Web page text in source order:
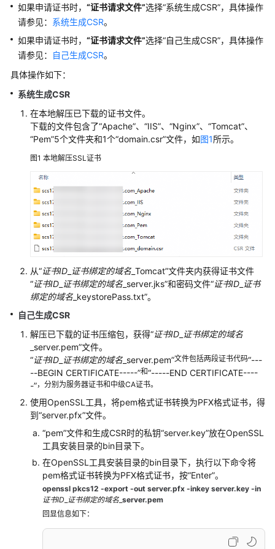
权
限
购
SSL
证
或
扩
容
包
申
请
SSL
证
书
安
装/
部
署
证
书
在
务
端
安
装/
部
署
SSL
证
书
如果申请证书时， “证书请求文件”选择“系统生成CSR”，具体操作
请参见： 系统生成CSR。
如果申请证书时， “证书请求文件”选择“自己生成CSR”，具体操作
请参见：
自己生成CSR。
具体操作如下：
系统生成CSR
在本地解压已下载的证书文件。
下载的文件包含了“Apache”、 “IIS”、 “Nginx”、 “Tomcat”、
“Pem”5个文件夹和1个“domain.csr”文件，如图1所示。
图1 本地解压SSL证书
从“证书ID 证书绑定的域名 Tomcat”文件夹内获得证书文件
“证书ID 证书绑定的域名 server.jks”和密码文件“证书ID 证书
绑定的域名 keystorePass.txt”。
自己生成CSR
解压已下载的证书压缩包，获得“证书ID 证书绑定的域名
server.pem”文件。
“证书ID 证书绑定的域名 server.pem”文件包括两段证书代码“---
--BEGIN CERTIFICATE-----”和“-----END CERTIFICATE----
-”，分别为服务器证书和中级CA证书。
使用OpenSSL工具，将pem格式证书转换为PFX格式证书，得
到“server.pfx”文件。
“pem”文件和生成CSR时的私钥“server.key”放在OpenSSL
工具安装目录的bin目录下。
在OpenSSL工具安装目录的bin目录下，执行以下命令将
pem格式证书转换为PFX格式证书，按“Enter”。
openssl pkcs12 -export -out server.pfx -inkey server.key -in
证书ID 证书绑定的域名 server.pem
回显信息如下：